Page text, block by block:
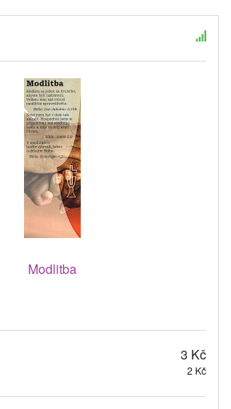
Modlitba
3 Kč
2 Kč